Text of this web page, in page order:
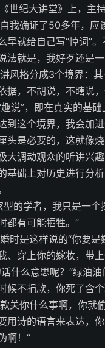
世纪大讲堂》上，主
我确证了50多年，应
早就给自己写“悼词”
法就是，我好歹还是一
风格分成3个境界：其
据，不胡说，不瞎说
说”，即在真实的基
到这个境界，我会加
头是必要的，这就像
大调动观众的听讲兴趣
基础上对历史进行分析
型的学者，我只是一个
都有可能牺牲。”
时是这样说的“你要是
、穿上你的嫁妆，带
什么意思呢？“绿油
候不捐款，你死了含
关你什么事啊，你就
用诗的语言来表达，
啊！”